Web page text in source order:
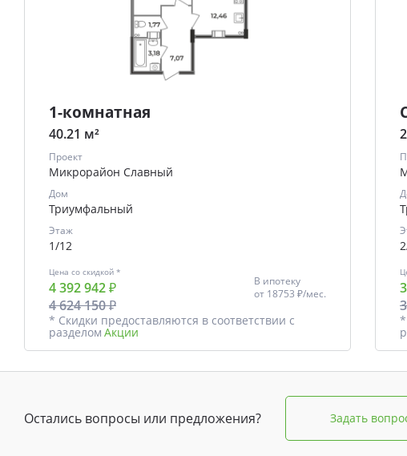
1-комнатная
40.21 м²
Проект
Микрорайон Славный
Дом
Триумфальный
Этаж
1/12
Цена со скидкой *
4 392 942 ₽
4 624 150 ₽
В ипотеку
от 18753 ₽/мес.
* Скидки предоставляются в соответствии с
разделом Акции
*
Остались вопросы или предложения? Задать